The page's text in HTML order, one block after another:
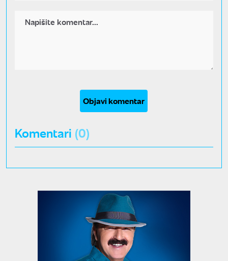
Objavi komentar
Komentari (0)